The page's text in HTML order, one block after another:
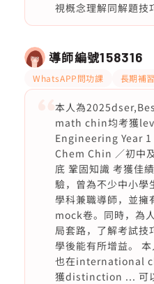
視概念理解同解題技
導師編號158316
WhatsAPP問功課 長期補習
本人為
math chin均考獲
Engineering Year 1
Chem Chin ／初中
底 鞏固知識 考獲佳
驗，曾為不少中小學
學科兼職導師，並擁
mock卷。同時，為
局套路，了解考試技
學後能有所增益。 本
也在international
獲distinction ... 可